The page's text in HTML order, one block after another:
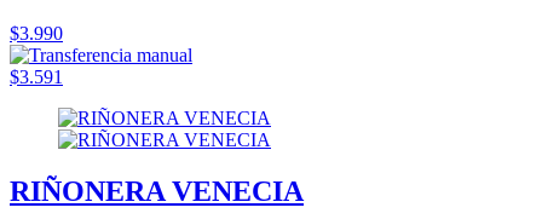
$3.990
$3.591
RIÑONERA VENECIA